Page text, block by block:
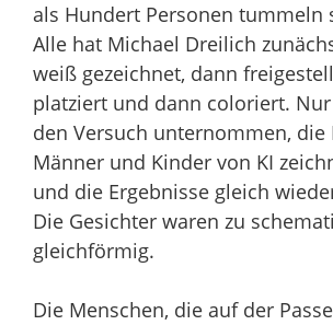
als Hundert Personen tummeln
Alle hat Michael Dreilich
weiß gezeichnet, dann
platziert und dann coloriert.
den Versuch unternommen, die
Männer und Kinder von KI
und die Ergebnisse gleich
Die Gesichter waren zu
gleichförmig.
Die Menschen, die auf der